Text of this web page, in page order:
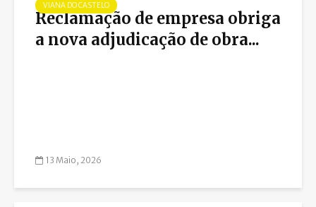
VIANA DO CASTELO
Reclamação de empresa obriga
a nova adjudicação de obra...
13 Maio, 2026